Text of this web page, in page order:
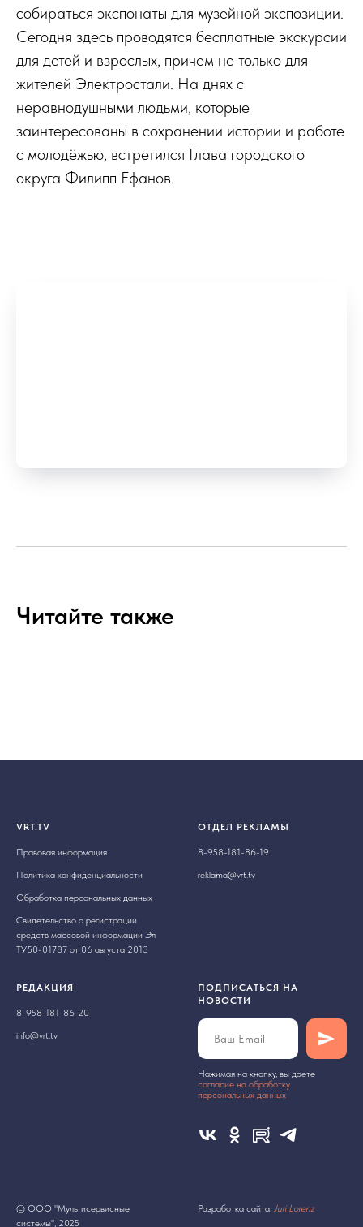
собираться экспонаты для музейной экспозиции.
Сегодня здесь проводятся бесплатные экскурсии
для детей и взрослых, причем не только для
жителей Электростали. На днях с
неравнодушными людьми, которые
заинтересованы в сохранении истории и работе
с молодёжью, встретился Глава городского
округа Филипп Ефанов.
Читайте также
VRT.TV
Правовая информация
Политика конфиденциальности
Обработка персональных данных
Свидетельство о регистрации
средств массовой информации Эл
ТУ50-01787 от 06 августа 2013
ОТДЕЛ РЕКЛАМЫ
8-958-181-86-19
reklama@vrt.tv
РЕДАКЦИЯ
8-958-181-86-20
info@vrt.tv
ПОДПИСАТЬСЯ НА
НОВОСТИ
Нажимая на кнопку, вы даете
cогласие на обработку
персональных данных
© ООО "Мультисервисные
системы", 2025
Разработка сайта: Juri Lorenz